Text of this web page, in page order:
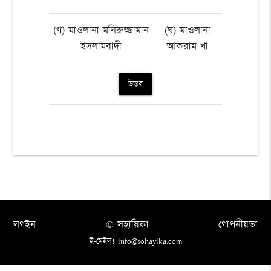
(গ) মাওলানা মনিরুজ্জামান
ইসলামবাদী
(ঘ) মাওলানা
আকরাম খা
উত্তর
লগইন গোপনীয়তা
© সহায়িকা
ই-মেইলঃ info@sohayika.com